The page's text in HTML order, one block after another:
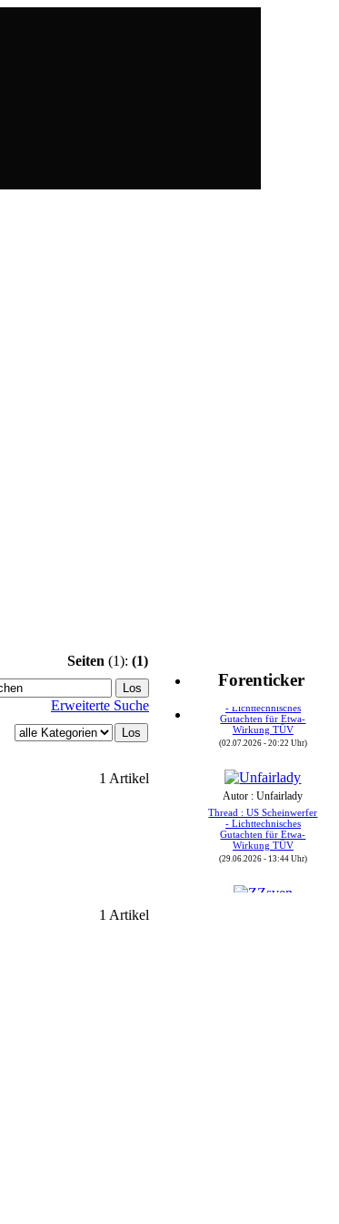
Seiten (1): (1)
Erweiterte Suche
1 Artikel
1 Artikel
Forenticker
Autor : Speedy24
Thread : US Scheinwerfer
Gutachten für Etwa-
Wirkung TÜV
(02.07.2026 - 20:22 Uhr)
Autor : Unfairlady
Thread : US Scheinwerfer
- Lichttechnisches
Gutachten für Etwa-
Wirkung TÜV
(29.06.2026 - 13:44 Uhr)